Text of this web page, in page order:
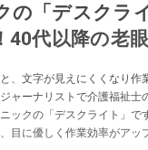
の「デスクラ
40代以降の老
、文字が見えにくくなり作
ャーナリストで介護福祉士
ックの「デスクライト」で
目に優しく作業効率がアッ